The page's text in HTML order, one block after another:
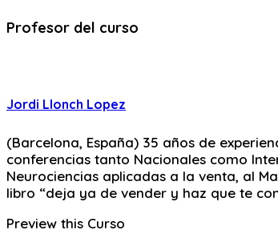
Profesor del curso
Jordi Llonch Lopez
(Barcelona, España) 35 años de
conferencias tanto Nacionales como
Neurociencias aplicadas a la venta, al
libro “deja ya de vender y haz que te
Preview this Curso